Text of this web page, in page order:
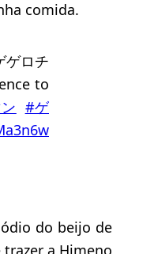
comida.
ロチ
to
#ゲ
do beijo de
trazer a Himeno